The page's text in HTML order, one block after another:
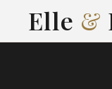
Elle &